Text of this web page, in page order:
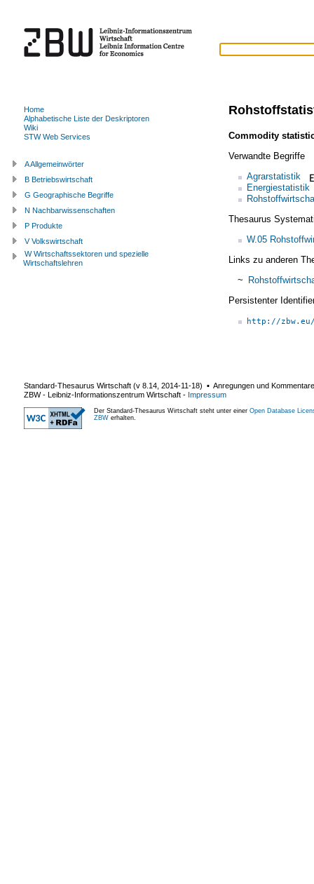
Commodity
Verwandte Begriffe
Agrarstatistik
Energiestatistik
Thesaurus
W.05
Links zu anderen
~
Persistenter
http://
Home
Alphabetische Liste der Deskriptoren
Wiki
STW Web Services
A Allgemeinwörter
B Betriebswirtschaft
G Geographische Begriffe
N Nachbarwissenschaften
P Produkte
V Volkswirtschaft
W Wirtschaftssektoren und spezielle
Wirtschaftslehren
Standard-Thesaurus Wirtschaft (v 8.14 2014-11-18) ▪ Anregungen und
ZBW - Leibniz-Informationszentrum Wirtschaft - Impressum
Der Standard-Thesaurus Wirtschaft steht unter einer Open Database
ZBW erhalten.